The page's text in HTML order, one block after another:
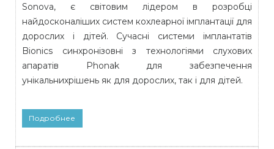
Sonova, є світовим лідером в розробці
найдосконаліших систем кохлеарної імплантації для
дорослих і дітей. Сучасні системи імплантатів
Bionics синхронізовні з технологіями слухових
апаратів Phonak для забезпечення
унікальнихрішень як для дорослих, так і для дітей.
Подробнее